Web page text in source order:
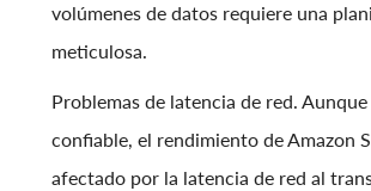
volúmenes de datos requiere una
meticulosa.
Problemas de latencia de red.
confiable, el rendimiento de Amazon
afectado por la latencia de red al